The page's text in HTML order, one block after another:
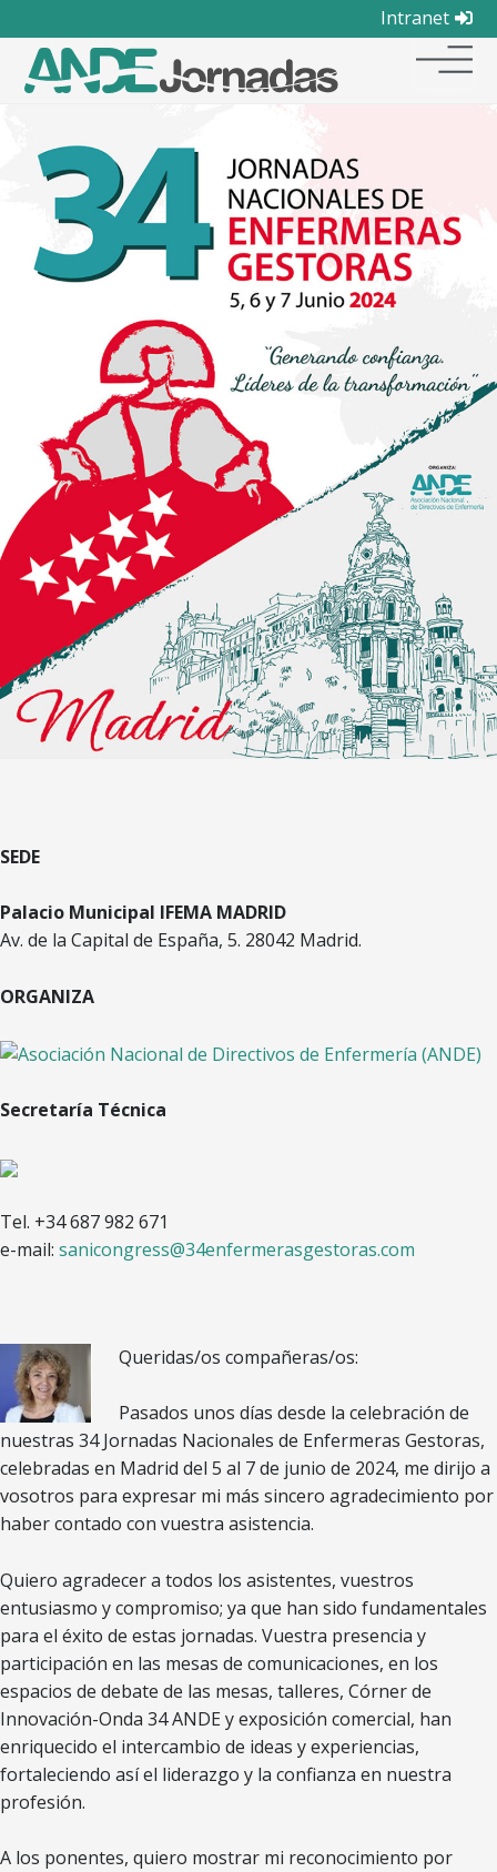
Intranet
SEDE
Palacio Municipal IFEMA MADRID
Av. de la Capital de España, 5. 28042 Madrid.
ORGANIZA
Secretaría Técnica
Tel. +34 687 982 671
e-mail: sanicongress@34enfermerasgestoras.com
Queridas/os compañeras/os:
Pasados unos días desde la celebración de
nuestras 34 Jornadas Nacionales de Enfermeras Gestoras,
celebradas en Madrid del 5 al 7 de junio de 2024, me dirijo a
vosotros para expresar mi más sincero agradecimiento por
haber contado con vuestra asistencia.
Quiero agradecer a todos los asistentes, vuestros
entusiasmo y compromiso; ya que han sido fundamentales
para el éxito de estas jornadas. Vuestra presencia y
participación en las mesas de comunicaciones, en los
espacios de debate de las mesas, talleres, Córner de
Innovación-Onda 34 ANDE y exposición comercial, han
enriquecido el intercambio de ideas y experiencias,
fortaleciendo así el liderazgo y la confianza en nuestra
profesión.
A los ponentes, quiero mostrar mi reconocimiento por